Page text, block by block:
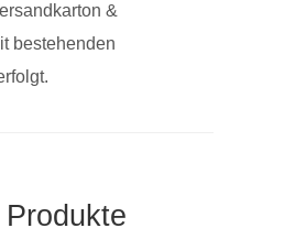
&
bestehenden